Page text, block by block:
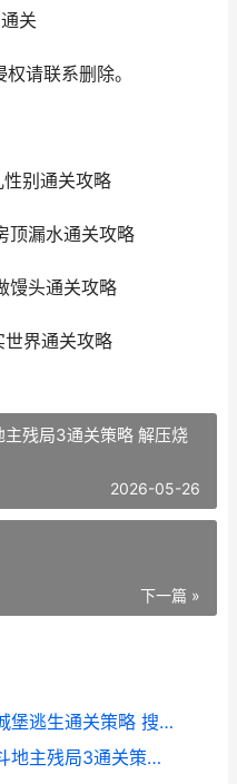
关
请联系删除。
性别通关攻略
顶漏水通关攻略
馒头通关攻略
世界通关攻略
主残局3通关策略 解压烧
2026-05-26
下一篇 »
《解压找茬烧脑》第279关城堡逃生通关策略 搜索解压小游戏
《解压找茬烧脑》第276关斗地主残局3通关策略 解压烧脑益智大赛第7关答案